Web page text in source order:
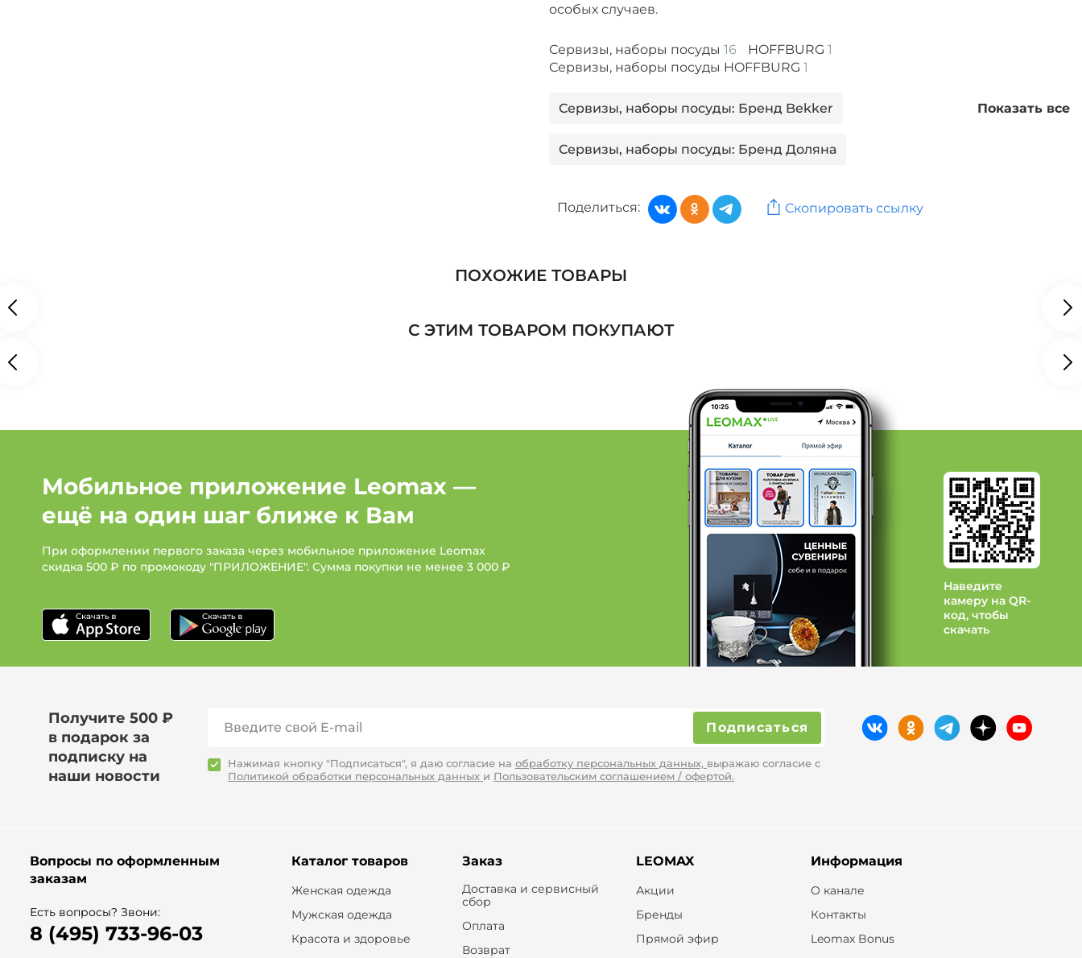
особых случаев.
Сервизы, наборы посуды 16 HOFFBURG 1
Сервизы, наборы посуды HOFFBURG 1
Сервизы, наборы посуды: Бренд Bekker
Сервизы, наборы посуды: Бренд Доляна
Сервизы, наборы посуды: Бренд LORAINE
Кухня и столовая: Бренд Leomax
Кухня и столовая: Бренд Oursson
Кухня и столовая: Бренд Pomi D’oro
Показать все
Поделиться: Скопировать ссылку
ПОХОЖИЕ ТОВАРЫ
С ЭТИМ ТОВАРОМ ПОКУПАЮТ
Мобильное приложение Leomax —
ещё на один шаг ближе к Вам
При оформлении первого заказа через мобильное приложение Leomax
скидка 500 ₽ по промокоду "ПРИЛОЖЕНИЕ". Сумма покупки не менее 3 000 ₽
Наведите
камеру на QR-
код, чтобы
скачать
Получите 500 ₽
в подарок за
подписку на
наши новости
Подписаться
Нажимая кнопку "Подписаться", я даю согласие на обработку персональных данных, выражаю согласие с
Политикой обработки персональных данных и Пользовательским соглашением / офертой.
Вопросы по оформленным
заказам
Есть вопросы? Звони:
8 (495) 733-96-03
Каталог товаров
Женская одежда
Мужская одежда
Красота и здоровье
Заказ
Доставка и сервисный
сбор
Оплата
Возврат
LEOMAX
Акции
Бренды
Прямой эфир
Информация
О канале
Контакты
Leomax Bonus